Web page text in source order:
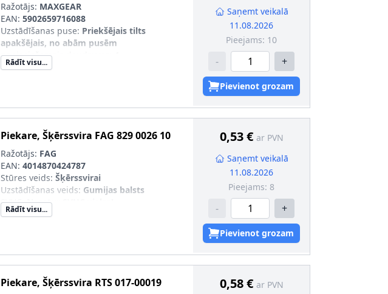
Ražotājs: MAXGEAR
EAN: 5902659716088
Uzstādīšanas puse: Priekšējais tilts
apakšējais, no abām pusēm
nepieciešamais daudzums
Rādīt visu...
Saņemt veikalā
11.08.2026
Pieejams: 10
- +
Pievienot grozam
Piekare, Šķērssvira FAG 829 0026 10
Ražotājs: FAG
EAN: 4014870424787
Stūres veids: Šķērssvirai
Uzstādīšanas veids: Gumijas balsts
SVHC:Nesatur SVHC vielas!
Rādīt visu...
0,53 € ar PVN
Saņemt veikalā
11.08.2026
Pieejams: 8
- +
Pievienot grozam
Piekare, Šķērssvira RTS017-00019 0,58 € ar PVN